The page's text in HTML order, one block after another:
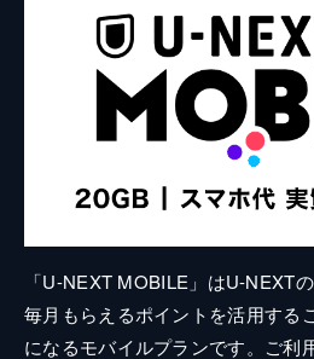
「U-NEXT MOBILE」はU-NEXT
毎月もらえるポイントを活用する
になるモバイルプランです。ご利